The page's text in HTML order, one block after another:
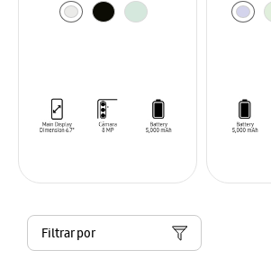
Filtrar por